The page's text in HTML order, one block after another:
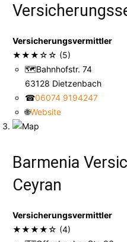
Versicherungsvermittler
★★★☆☆ (5)
🗺Bahnhofstr. 74
63128 Dietzenbach
☎06074 9194247
🌐Website
Barmenia
Ceyran
Versicherungsvermittler
★★★★☆ (4)